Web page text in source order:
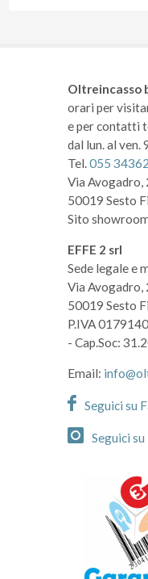
Oltreincasso
orari per
e per contatti
dal lun. al
Tel.055
Via Avogadro,
50019 Sesto
Sito
EFFE 2 srl
Sede legale e
Via Avogadro,
50019 Sesto
P.IVA
- Cap.Soc:
Email:
Seguici su
Seguici